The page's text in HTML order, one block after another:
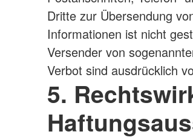
Dritte zur Übersendung
Informationen ist nicht
Versender von
Verbot sind ausdrücklich
5.